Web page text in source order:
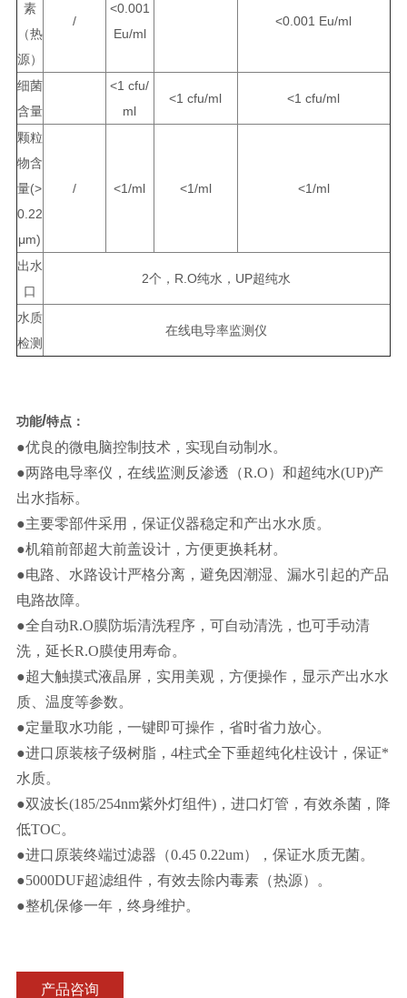
素
（热
源）
/
<0.001
Eu/ml
<0.001 Eu/ml
细菌
含量
<1 cfu/
ml
<1 cfu/ml <1 cfu/ml
颗粒
物含
量(>
0.22
μm)
/ <1/ml <1/ml <1/ml
出水
口
2个，R.O纯水，UP超纯水
水质
检测
在线电导率监测仪
功能/特点：
●优良的微电脑控制技术，实现自动制水。
●两路电导率仪，在线监测反渗透（R.O）和超纯水(UP)产
出水指标。
●主要零部件采用，保证仪器稳定和产出水水质。
●机箱前部超大前盖设计，方便更换耗材。
●电路、水路设计严格分离，避免因潮湿、漏水引起的产品
电路故障。
●全自动R.O膜防垢清洗程序，可自动清洗，也可手动清
洗，延长R.O膜使用寿命。
●超大触摸式液晶屏，实用美观，方便操作，显示产出水水
质、温度等参数。
●定量取水功能，一键即可操作，省时省力放心。
●进口原装核子级树脂，4柱式全下垂超纯化柱设计，保证*
水质。
●双波长(185/254nm紫外灯组件)，进口灯管，有效杀菌，降
低TOC。
●进口原装终端过滤器（0.45 0.22um），保证水质无菌。
●5000DUF超滤组件，有效去除内毒素（热源）。
●整机保修一年，终身维护。
产品咨询